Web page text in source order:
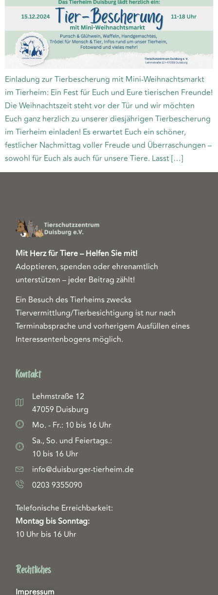
Einladung zur Tierbescherung mit Mini-Weihnachtsmarkt
im Tierheim: Ein Fest für Euch und Eure tierischen Freunde!
Die Weihnachtszeit steht vor der Tür und wir möchten
Euch ganz herzlich zu unserer diesjährigen Tierbescherung
im Tierheim einladen! Es erwartet Euch ein schöner,
festlicher Nachmittag voller Freude und Überraschungen –
sowohl für Euch als auch für unsere Tiere. Lasst […]
Mit Herz für Tiere – Helfen Sie mit!
Adoptieren, spenden oder ehrenamtlich
unterstützen – jeder Beitrag zählt!
Ein Besuch des Tierheims zwecks
Tiervermittlung/Tierbesichtigung ist nur nach
Terminabsprache und vorherigem Ausfüllen eines
Interessentenbogens möglich.
Kontakt
Lehmstraße 12
47059 Duisburg
Mo. - Fr.: 10 bis 16 Uhr
Sa., So. und Feiertags.:
10 bis 16 Uhr
info@duisburger-tierheim.de
0203 9355090
Telefonische Erreichbarkeit:
Montag bis Sonntag:
10 Uhr bis 16 Uhr
Rechtliches
Impressum